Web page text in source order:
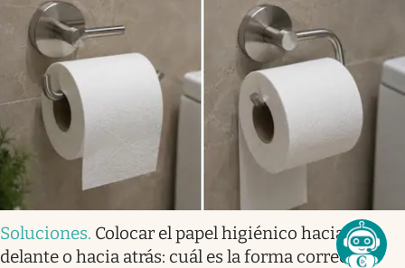
Soluciones. Colocar el papel higiénico hacia
delante o hacia atrás: cuál es la forma correcta y